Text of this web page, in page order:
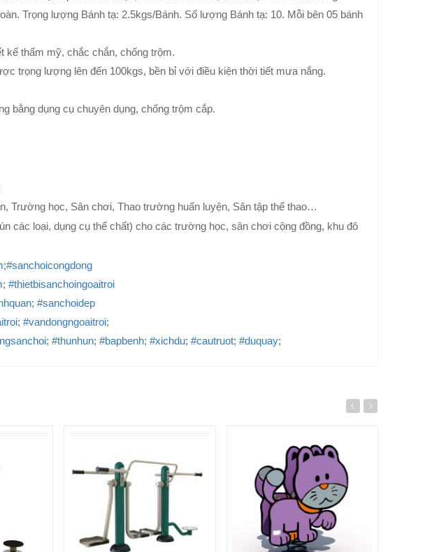
Trọng lượng Bánh tạ: 2.5kgs/Bánh. Số lượng Bánh tạ: 10. Mỗi bên 05 bánh
kế thẩm mỹ, chắc chắn, chống trộm.
trọng lượng lên đến 100kgs, bền bỉ với điều kiện thời tiết mưa nắng.
bằng dụng cụ chuyên dụng, chống trộm cắp.
Trường học, Sân chơi, Thao trường huấn luyện, Sân tập thể thao…
các loại, dụng cụ thể chất) cho các trường học, sân chơi cộng đồng, khu đô
;#sanchoicongdong
; #thietbisanchoingoaitroi
; #sanchoidep
; #vandongngoaitroi;
; #thunhun; #bapbenh; #xichdu; #cautruot; #duquay;